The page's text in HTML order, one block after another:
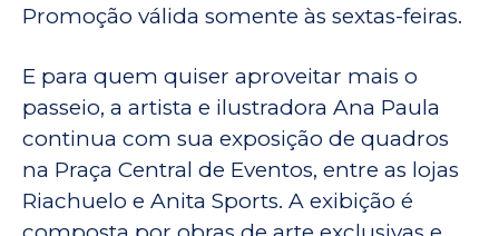
Promoção válida somente às sextas-feiras.
E para quem quiser aproveitar mais o
passeio, a artista e ilustradora Ana Paula
continua com sua exposição de quadros
na Praça Central de Eventos, entre as lojas
Riachuelo e Anita Sports. A exibição é